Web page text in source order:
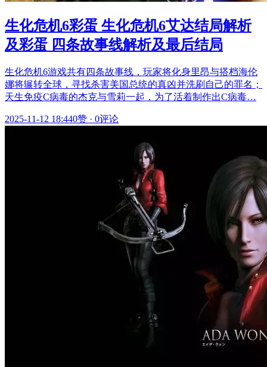
生化危机6彩蛋 生化危机6艾达结局解析
及彩蛋 四条故事线解析及最后结局
生化危机6游戏共有四条故事线，玩家将化身里昂与搭档海伦
娜将辗转全球，寻找杀害美国总统的真凶并洗刷自己的罪名；
天生免疫C病毒的杰克与雪莉一起，为了活着制作出C病毒…
2025-11-12 18:440赞 · 0评论